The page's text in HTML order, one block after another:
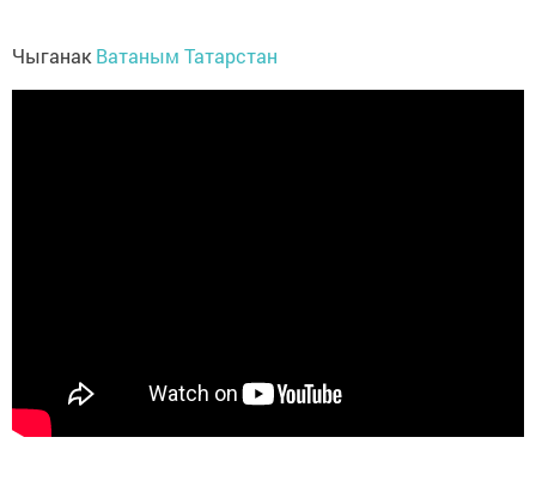
Чыганак Ватаным Татарстан